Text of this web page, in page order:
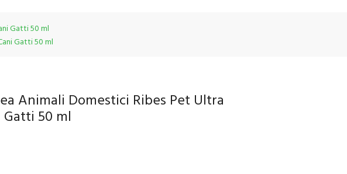
Gatti 50 ml
Gatti 50 ml
Animali Domestici Ribes Pet Ultra
Gatti 50 ml